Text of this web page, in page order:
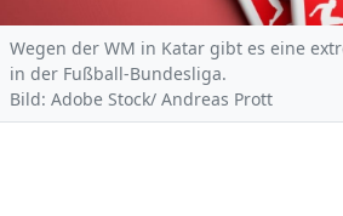
Wegen der WM in Katar gibt es eine
in der Fußball-Bundesliga.
Bild: Adobe Stock/ Andreas Prott